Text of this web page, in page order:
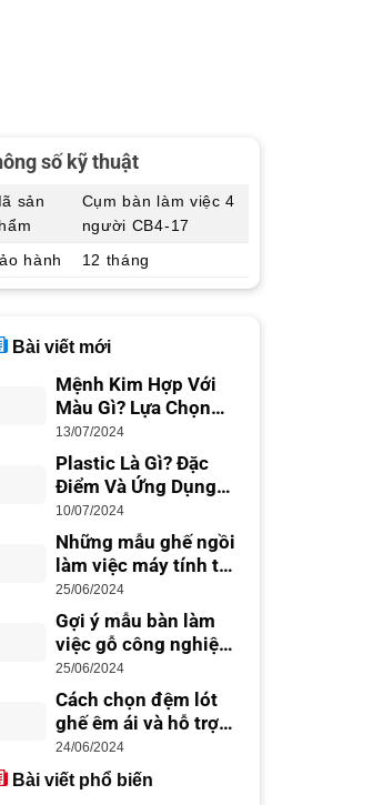
số kỹ thuật
sản
Cụm bàn làm việc 4
người CB4-17
hành
12 tháng
Bài viết mới
Mệnh Kim Hợp Với
Màu Gì? Lựa Chọn
Màu Sắc Phong Thủy
13/07/2024
Plastic Là Gì? Đặc
Điểm Và Ứng Dụng
Trong Cuộc Sống
10/07/2024
Những mẫu ghế ngồi
làm việc máy tính tốt
nhất cho dân văn
phòng
25/06/2024
Gợi ý mẫu bàn làm
việc gỗ công nghiệp
đẹp hiện đại
25/06/2024
Cách chọn đệm lót
ghế êm ái và hỗ trợ
lưng tốt
24/06/2024
Bài viết phổ biến